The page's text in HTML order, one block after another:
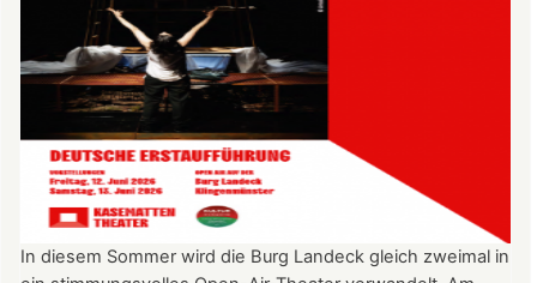
In diesem Sommer wird die Burg Landeck gleich zweimal in